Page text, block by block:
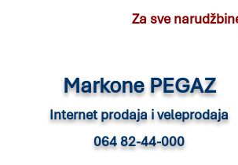
Za sve
Markone PEGAZ
Internet prodaja i veleprodaja
064 82-44-000